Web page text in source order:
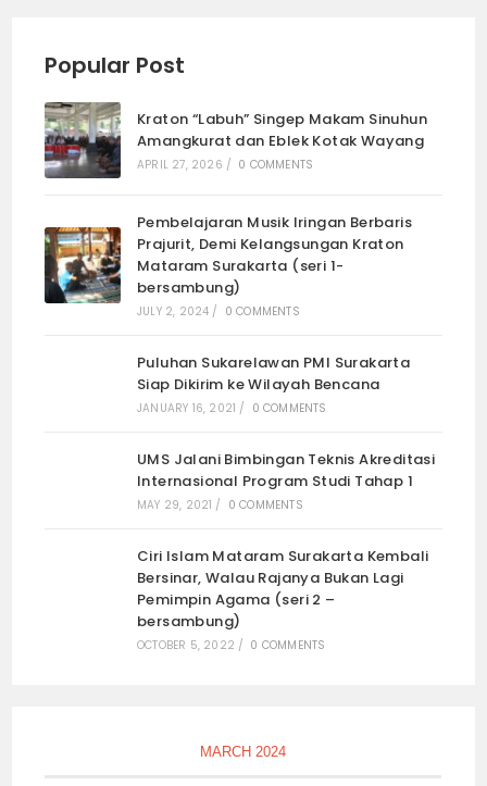
Popular Post
Kraton “Labuh” Singep Makam Sinuhun
Amangkurat dan Eblek Kotak Wayang
APRIL 27, 2026 / 0 COMMENTS
Pembelajaran Musik Iringan Berbaris
Prajurit, Demi Kelangsungan Kraton
Mataram Surakarta (seri 1-
bersambung)
JULY 2, 2024 / 0 COMMENTS
Puluhan Sukarelawan PMI Surakarta
Siap Dikirim ke Wilayah Bencana
JANUARY 16, 2021 / 0 COMMENTS
UMS Jalani Bimbingan Teknis Akreditasi
Internasional Program Studi Tahap 1
MAY 29, 2021 / 0 COMMENTS
Ciri Islam Mataram Surakarta Kembali
Bersinar, Walau Rajanya Bukan Lagi
Pemimpin Agama (seri 2 –
bersambung)
OCTOBER 5, 2022 / 0 COMMENTS
MARCH 2024